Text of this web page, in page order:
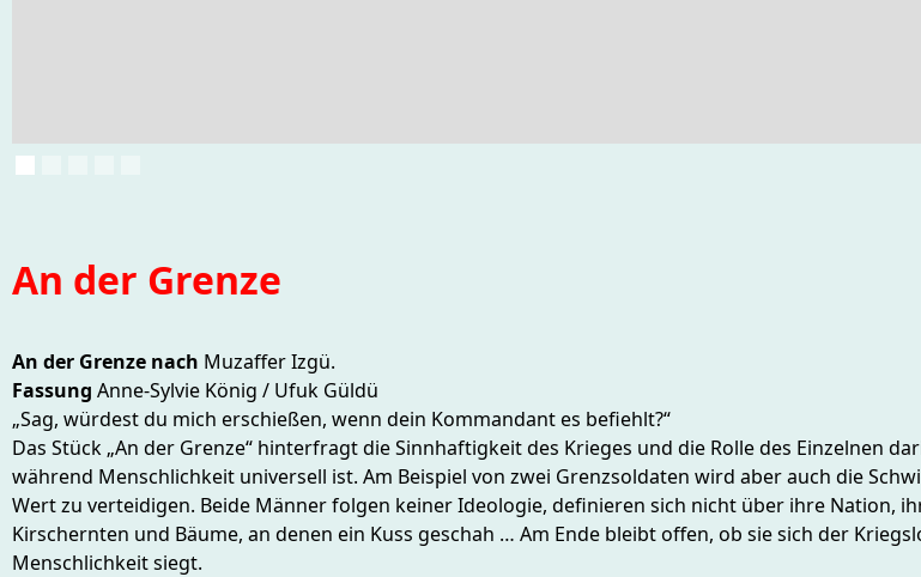
An der Grenze
An der Grenze nach Muzaffer Izgü.
Fassung Anne-Sylvie König / Ufuk Güldü
„Sag, würdest du mich erschießen, wenn dein Kommandant es befiehlt?“
Das Stück „An der Grenze“ hinterfragt die Sinnhaftigkeit des Krieges und die Rolle des Einzelnen
während Menschlichkeit universell ist. Am Beispiel von zwei Grenzsoldaten wird aber auch die
Wert zu verteidigen. Beide Männer folgen keiner Ideologie, definieren sich nicht über ihre Nation,
Kirschernten und Bäume, an denen ein Kuss geschah … Am Ende bleibt offen, ob sie sich der
Menschlichkeit siegt.